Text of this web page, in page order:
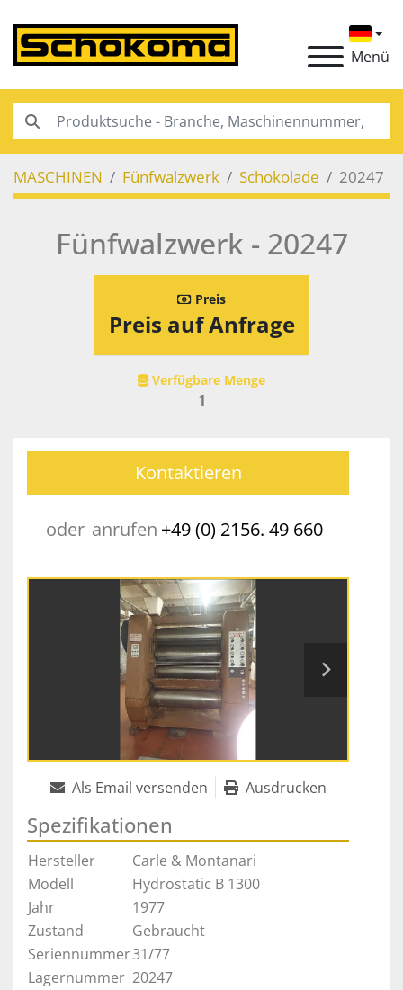
Menü
MASCHINEN Fünfwalzwerk Schokolade 20247
Fünfwalzwerk - 20247
Preis
Preis auf Anfrage
Verfügbare Menge
1
Kontaktieren
oder anrufen +49 (0) 2156. 49 660
Als Email versenden Ausdrucken
Spezifikationen
Hersteller
Carle & Montanari
Modell
Hydrostatic B 1300
Jahr
1977
Zustand
Gebraucht
Seriennummer31/77
Lagernummer 20247